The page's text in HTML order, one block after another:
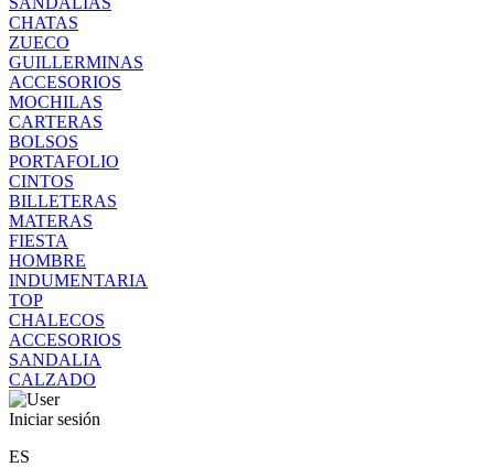
CHATAS
ZUECO
GUILLERMINAS
ACCESORIOS
MOCHILAS
CARTERAS
BOLSOS
PORTAFOLIO
CINTOS
BILLETERAS
MATERAS
FIESTA
HOMBRE
INDUMENTARIA
TOP
CHALECOS
ACCESORIOS
SANDALIA
CALZADO
Iniciar sesión
ES